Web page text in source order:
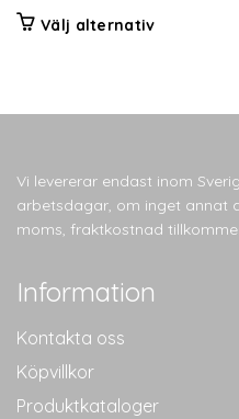
Välj alternativDen
flera
olika
alternativen
kan
Vi levererar endast inom
arbetsdagar, om inget annat
moms, fraktkostnad
Information
Kontakta oss
Köpvillkor
Produktkataloger